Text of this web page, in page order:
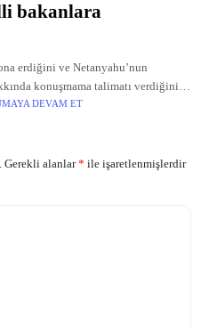
bakanlara
erdiğini ve Netanyahu’nun
konuşmama talimatı verdiğini
ardından Netanyahu ve güvenlik
DEVAM ET
Gerekli alanlar* ile işaretlenmişlerdir